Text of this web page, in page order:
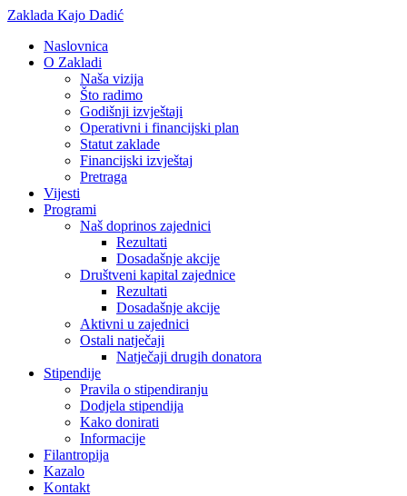
Zaklada Kajo Dadić
Naslovnica
O Zakladi
Naša vizija
Što radimo
Godišnji izvještaji
Operativni i financijski plan
Statut zaklade
Financijski izvještaj
Pretraga
Vijesti
Programi
Naš doprinos zajednici
Rezultati
Dosadašnje akcije
Društveni kapital zajednice
Rezultati
Dosadašnje akcije
Aktivni u zajednici
Ostali natječaji
Natječaji drugih donatora
Stipendije
Pravila o stipendiranju
Dodjela stipendija
Kako donirati
Informacije
Filantropija
Kazalo
Kontakt